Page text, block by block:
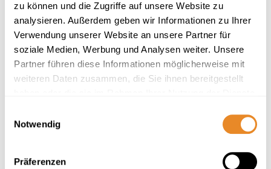
zu können und die Zugriffe auf unsere Website zu
analysieren. Außerdem geben wir Informationen zu Ihrer
Verwendung unserer Website an unsere Partner für
soziale Medien, Werbung und Analysen weiter. Unsere
Partner führen diese Informationen möglicherweise mit
weiteren Daten zusammen, die Sie ihnen bereitgestellt
Notwendig
Präferenzen
31 Bewertungen
In deiner Buchung inbegriffen
Optimaler Service durch 4 Rezeptionen vor Ort.